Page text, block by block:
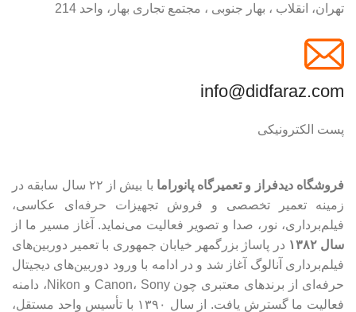
تهران، انقلاب ، بهار جنوبی ، مجتمع تجاری بهار، واحد 214
info@didfaraz.com
پست الکترونیکی
فروشگاه دیدفراز و تعمیرگاه پانوراما
با بیش از ۲۲ سال سابقه در
زمینه تعمیر تخصصی و فروش تجهیزات حرفه‌ای عکاسی،
فیلم‌برداری، نور، صدا و تصویر فعالیت می‌نماید. آغاز مسیر ما از
سال ۱۳۸۲
در پاساژ بزرگمهر خیابان جمهوری با تعمیر دوربین‌های
فیلم‌برداری آنالوگ آغاز شد و در ادامه با ورود دوربین‌های دیجیتال
حرفه‌ای از برندهای معتبری چون Canon، Sony و Nikon، دامنه
فعالیت ما گسترش یافت. از سال ۱۳۹۰ با تأسیس واحد مستقل،